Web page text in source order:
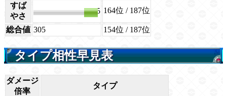
すば
やさ
35 164位 / 187位
総合値 305 154位 / 187位
タイプ相性早見表
ダメージ
倍率
タイプ